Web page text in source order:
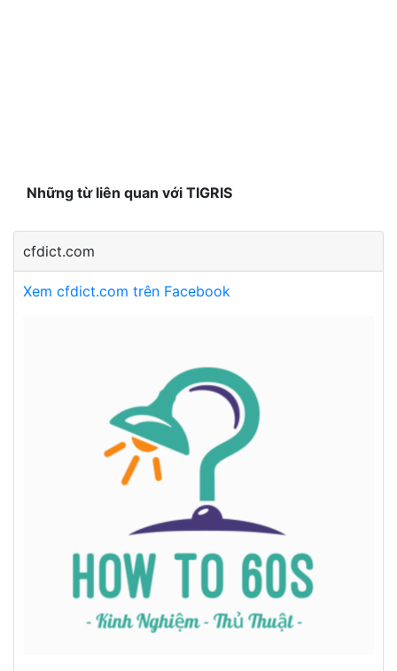
Những từ liên quan với TIGRIS
cfdict.com
Xem cfdict.com trên Facebook